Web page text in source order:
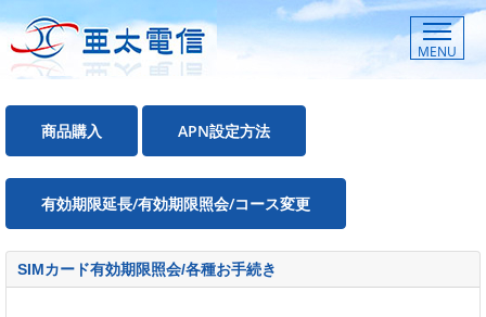
MENU
商品購入 APN設定方法
有効期限延長/有効期限照会/コース変更
SIMカード有効期限照会/各種お手続き